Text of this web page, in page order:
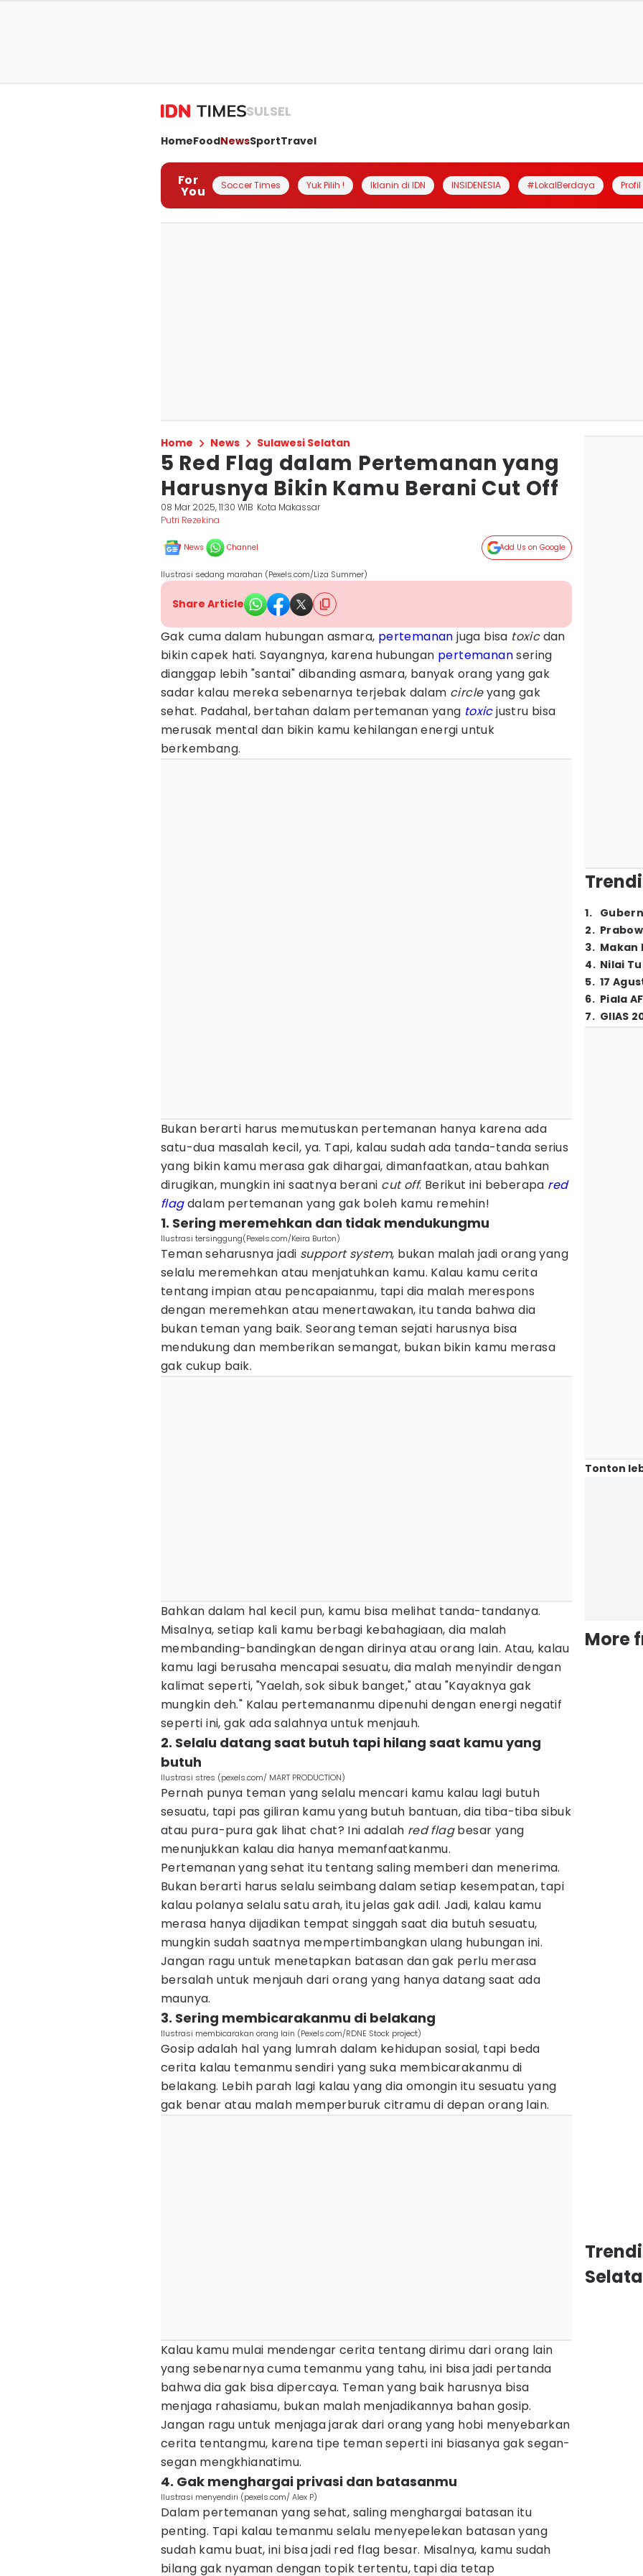
SULSEL
HomeFoodNewsSportTravel
For
You Soccer Times Yuk Pilih ! Iklanin di IDN INSIDENESIA #LokalBerdaya
Home News Sulawesi Selatan
5 Red Flag dalam Pertemanan yang
Harusnya Bikin Kamu Berani Cut Off
08 Mar 2025, 11:30 WIB Kota Makassar
Putri Rezekina
News Channel Add Us on Google
Ilustrasi sedang marahan (Pexels.com/Liza Summer)
Share Article
Gak cuma dalam hubungan asmara, pertemanan juga bisa toxicdan
bikin capek hati. Sayangnya, karena hubungan pertemanansering
dianggap lebih "santai" dibanding asmara, banyak orang yang gak
sadar kalau mereka sebenarnya terjebak dalam circleyang gak
sehat. Padahal, bertahan dalam pertemanan yang toxicjustru bisa
merusak mental dan bikin kamu kehilangan energi untuk
berkembang.
Bukan berarti harus memutuskan pertemanan hanya karena ada
satu-dua masalah kecil, ya. Tapi, kalau sudah ada tanda-tanda serius
yang bikin kamu merasa gak dihargai, dimanfaatkan, atau bahkan
dirugikan, mungkin ini saatnya berani cut off. Berikut ini beberapa red
flagdalam pertemanan yang gak boleh kamu remehin!
1. Sering meremehkan dan tidak mendukungmu
Ilustrasi tersinggung(Pexels.com/Keira Burton)
Teman seharusnya jadi support system, bukan malah jadi orang yang
selalu meremehkan atau menjatuhkan kamu. Kalau kamu cerita
tentang impian atau pencapaianmu, tapi dia malah merespons
dengan meremehkan atau menertawakan, itu tanda bahwa dia
bukan teman yang baik. Seorang teman sejati harusnya bisa
mendukung dan memberikan semangat, bukan bikin kamu merasa
gak cukup baik.
Bahkan dalam hal kecil pun, kamu bisa melihat tanda-tandanya.
Misalnya, setiap kali kamu berbagi kebahagiaan, dia malah
membanding-bandingkan dengan dirinya atau orang lain. Atau, kalau
kamu lagi berusaha mencapai sesuatu, dia malah menyindir dengan
kalimat seperti, "Yaelah, sok sibuk banget," atau "Kayaknya gak
mungkin deh." Kalau pertemananmu dipenuhi dengan energi negatif
seperti ini, gak ada salahnya untuk menjauh.
2. Selalu datang saat butuh tapi hilang saat kamu yang
butuh
Ilustrasi stres (pexels.com/ MART PRODUCTION)
Pernah punya teman yang selalu mencari kamu kalau lagi butuh
sesuatu, tapi pas giliran kamu yang butuh bantuan, dia tiba-tiba sibuk
atau pura-pura gak lihat chat? Ini adalah red flagbesar yang
menunjukkan kalau dia hanya memanfaatkanmu.
Pertemanan yang sehat itu tentang saling memberi dan menerima.
Bukan berarti harus selalu seimbang dalam setiap kesempatan, tapi
kalau polanya selalu satu arah, itu jelas gak adil. Jadi, kalau kamu
merasa hanya dijadikan tempat singgah saat dia butuh sesuatu,
mungkin sudah saatnya mempertimbangkan ulang hubungan ini.
Jangan ragu untuk menetapkan batasan dan gak perlu merasa
bersalah untuk menjauh dari orang yang hanya datang saat ada
maunya.
3. Sering membicarakanmu di belakang
Ilustrasi membicarakan orang lain (Pexels.com/RDNE Stock project)
Gosip adalah hal yang lumrah dalam kehidupan sosial, tapi beda
cerita kalau temanmu sendiri yang suka membicarakanmu di
belakang. Lebih parah lagi kalau yang dia omongin itu sesuatu yang
gak benar atau malah memperburuk citramu di depan orang lain.
Kalau kamu mulai mendengar cerita tentang dirimu dari orang lain
yang sebenarnya cuma temanmu yang tahu, ini bisa jadi pertanda
bahwa dia gak bisa dipercaya. Teman yang baik harusnya bisa
menjaga rahasiamu, bukan malah menjadikannya bahan gosip.
Jangan ragu untuk menjaga jarak dari orang yang hobi menyebarkan
cerita tentangmu, karena tipe teman seperti ini biasanya gak segan-
segan mengkhianatimu.
4. Gak menghargai privasi dan batasanmu
Ilustrasi menyendiri (pexels.com/ Alex P)
Dalam pertemanan yang sehat, saling menghargai batasan itu
penting. Tapi kalau temanmu selalu menyepelekan batasan yang
sudah kamu buat, ini bisa jadi red flag besar. Misalnya, kamu sudah
bilang gak nyaman dengan topik tertentu, tapi dia tetap
1.
2.
3. Makan
4. Nilai
5. 17
6. Piala
7. GIIAS
Tonton
More